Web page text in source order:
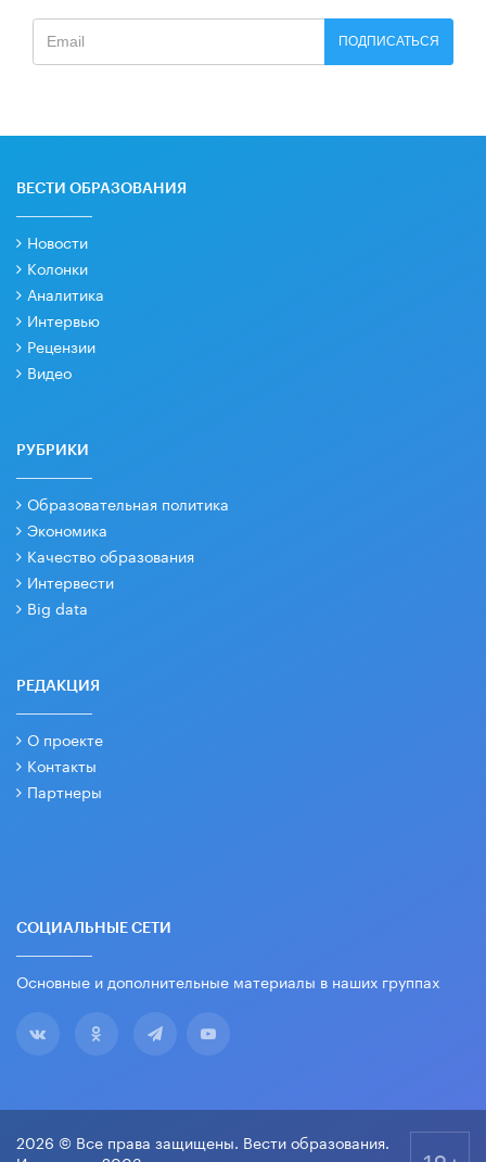
ПОДПИСАТЬСЯ
ВЕСТИ ОБРАЗОВАНИЯ
Новости
Колонки
Аналитика
Интервью
Рецензии
Видео
РУБРИКИ
Образовательная политика
Экономика
Качество образования
Интервести
Big data
РЕДАКЦИЯ
О проекте
Контакты
Партнеры
СОЦИАЛЬНЫЕ СЕТИ
Основные и дополнительные материалы в наших группах
2026 © Все права защищены. Вести образования.